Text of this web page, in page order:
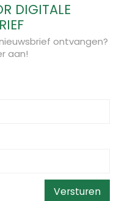
DIGITALE
ontvangen?
aan!